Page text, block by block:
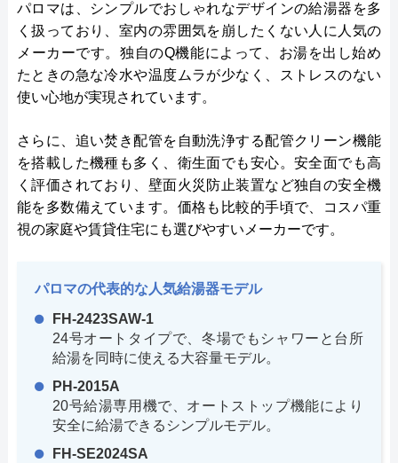
パロマは、シンプルでおしゃれなデザインの給湯器を多
く扱っており、室内の雰囲気を崩したくない人に人気の
メーカーです。独自のQ機能によって、お湯を出し始め
たときの急な冷水や温度ムラが少なく、ストレスのない
使い心地が実現されています。
さらに、追い焚き配管を自動洗浄する配管クリーン機能
を搭載した機種も多く、衛生面でも安心。安全面でも高
く評価されており、壁面火災防止装置など独自の安全機
能を多数備えています。価格も比較的手頃で、コスパ重
視の家庭や賃貸住宅にも選びやすいメーカーです。
パロマの代表的な人気給湯器モデル
FH-2423SAW-1
24号オートタイプで、冬場でもシャワーと台所
給湯を同時に使える大容量モデル。
PH-2015A
20号給湯専用機で、オートストップ機能により
安全に給湯できるシンプルモデル。
FH-SE2024SA